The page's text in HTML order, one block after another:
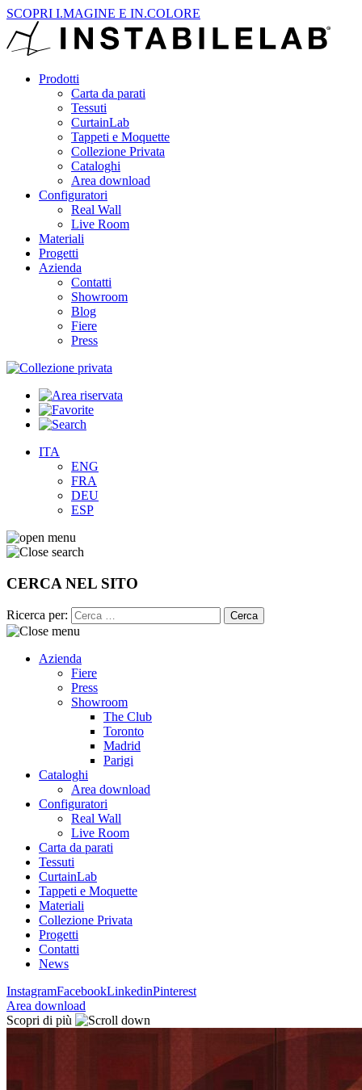
SCOPRI I.MAGINE E IN.COLORE
Prodotti
Carta da parati
Tessuti
CurtainLab
Tappeti e Moquette
Collezione Privata
Cataloghi
Area download
Configuratori
Real Wall
Live Room
Materiali
Progetti
Azienda
Contatti
Showroom
Blog
Fiere
Press
ITA
ENG
FRA
DEU
ESP
CERCA NEL SITO
Ricerca per:
Azienda
Fiere
Press
Showroom
The Club
Toronto
Madrid
Parigi
Cataloghi
Area download
Configuratori
Real Wall
Live Room
Carta da parati
Tessuti
CurtainLab
Tappeti e Moquette
Materiali
Collezione Privata
Progetti
Contatti
News
InstagramFacebookLinkedinPinterest
Area download
Scopri di più